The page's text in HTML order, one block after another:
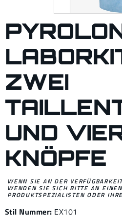
ZWEI
UND
KNÖPFE
WENN SIE AN DER
WENDEN SIE SICH BITTE AN
PRODUKTSPEZIALISTEN ODER
Stil Nummer: EX101